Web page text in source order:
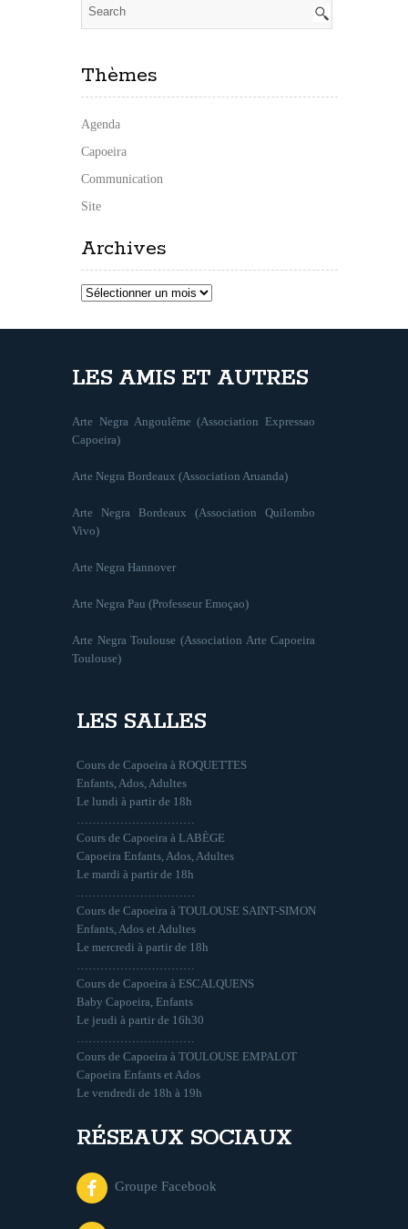
Thèmes
Agenda
Capoeira
Communication
Site
Archives
Archives
LES AMIS ET AUTRES
Arte Negra Angoulême (Association Expressao
Capoeira)
Arte Negra Bordeaux (Association Aruanda)
Arte Negra Bordeaux (Association Quilombo
Vivo)
Arte Negra Hannover
Arte Negra Pau (Professeur Emoçao)
Arte Negra Toulouse (Association Arte Capoeira
Toulouse)
LES SALLES
Cours de Capoeira à ROQUETTES
Enfants, Ados, Adultes
Le lundi à partir de 18h
Cours de Capoeira à LABÈGE
Capoeira Enfants, Ados, Adultes
Le mardi à partir de 18h
Cours de Capoeira à TOULOUSE SAINT-SIMON
Enfants, Ados et Adultes
Le mercredi à partir de 18h
Cours de Capoeira à ESCALQUENS
Baby Capoeira, Enfants
Le jeudi à partir de 16h30
Cours de Capoeira à TOULOUSE EMPALOT
Capoeira Enfants et Ados
Le vendredi de 18h à 19h
RÉSEAUX SOCIAUX
Groupe Facebook